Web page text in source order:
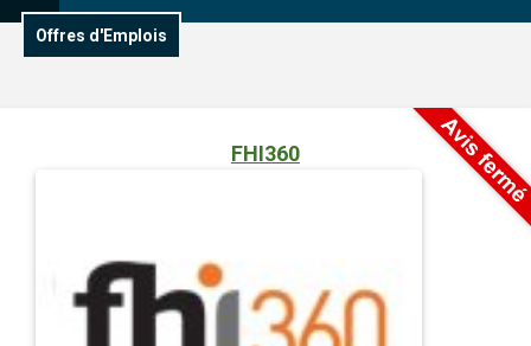
Offres d'Emplois
FHI360